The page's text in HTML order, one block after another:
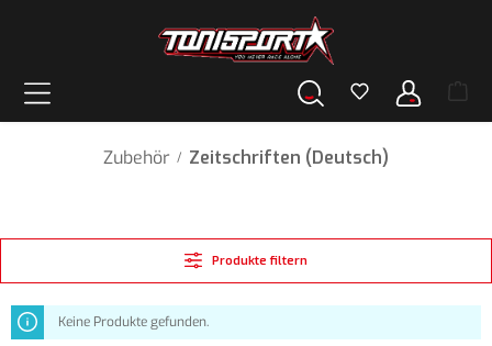
Zubehör / Zeitschriften (Deutsch)
Produkte filtern
Keine Produkte gefunden.